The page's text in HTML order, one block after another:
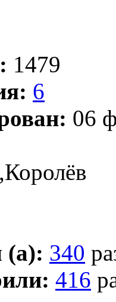
1479
6
06
(а): 340
416